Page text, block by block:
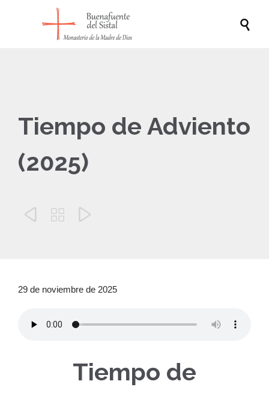

Tiempo de Adviento
(2025)
  
29 de noviembre de 2025
Tiempo de